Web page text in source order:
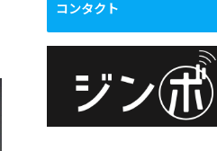
コンタクト